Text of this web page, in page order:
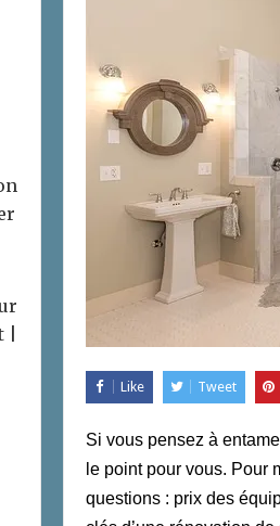
Like Tweet
Si vous pensez à
le point pour vous. Pour
questions : prix des